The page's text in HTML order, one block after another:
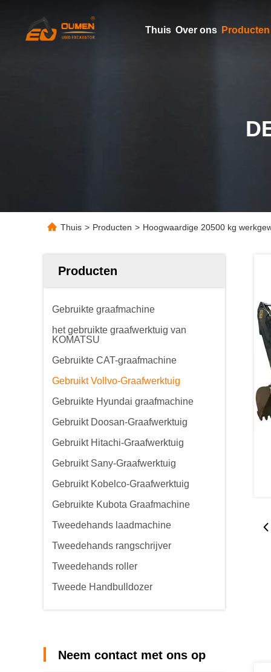
Thuis Over ons Producten
Thuis > Producten > Hoogwaardige 20500 kg
Producten
Gebruikte graafmachine
het gebruikte graafwerktuig van
KOMATSU
Gebruikte CAT-graafmachine
Gebruikt Vollvo-Graafwerktuig
Gebruikte Hyundai graafmachine
Gebruikt Doosan-Graafwerktuig
Gebruikt Hitachi-Graafwerktuig
Gebruikt Sany-Graafwerktuig
Gebruikt Kobelco-Graafwerktuig
Gebruikte Kubota Graafmachine
Tweedehands laadmachine
Tweedehands rangschrijver
Tweedehands roller
Tweede Handbulldozer
Neem contact met ons op